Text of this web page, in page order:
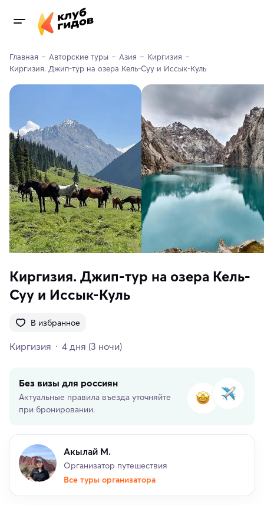
Главная Авторские туры Азия
Киргизия
Киргизия. Джип-тур на озера Кель-Суу и Иссык-Куль
Киргизия. Джип-тур на озера Кель-
Суу и Иссык-Куль
В избранное
Киргизия 4 дня (3 ночи)
Без визы для россиян
Актуальные правила въезда уточняйте
при бронировании.
Акылай М.
Организатор путешествия
Все туры организатора